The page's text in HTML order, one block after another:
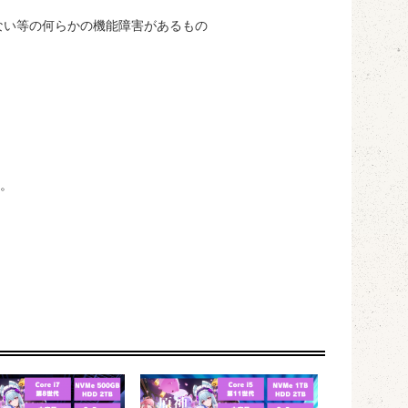
等の何らかの機能障害があるもの